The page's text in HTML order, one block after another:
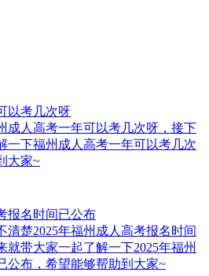
以考几次呀
成人高考一年可以考几次呀，接下
一下福州成人高考一年可以考几次
大家~
报名时间已公布
清楚2025年福州成人高考报名时间
就带大家一起了解一下2025年福州
公布，希望能够帮助到大家~